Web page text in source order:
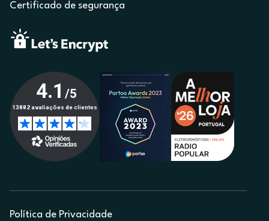
Certificado de segurança
Política de Privacidade